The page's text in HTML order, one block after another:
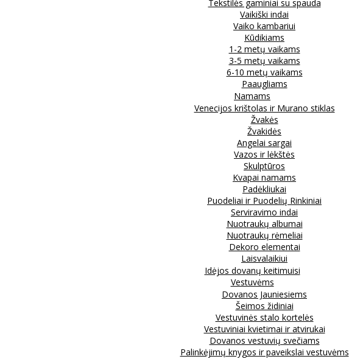
Tekstilės gaminiai su spauda
Vaikiški indai
Vaiko kambariui
Kūdikiams
1-2 metų vaikams
3-5 metų vaikams
6-10 metų vaikams
Paaugliams
Namams
Venecijos krištolas ir Murano stiklas
Žvakės
Žvakidės
Angelai sargai
Vazos ir lėkštės
Skulptūros
Kvapai namams
Padėkliukai
Puodeliai ir Puodelių Rinkiniai
Serviravimo indai
Nuotraukų albumai
Nuotraukų rėmeliai
Dekoro elementai
Laisvalaikiui
Idėjos dovanų keitimuisi
Vestuvėms
Dovanos Jauniesiems
Šeimos židiniai
Vestuvinės stalo kortelės
Vestuviniai kvietimai ir atvirukai
Dovanos vestuvių svečiams
Palinkėjimų knygos ir paveikslai vestuvėms